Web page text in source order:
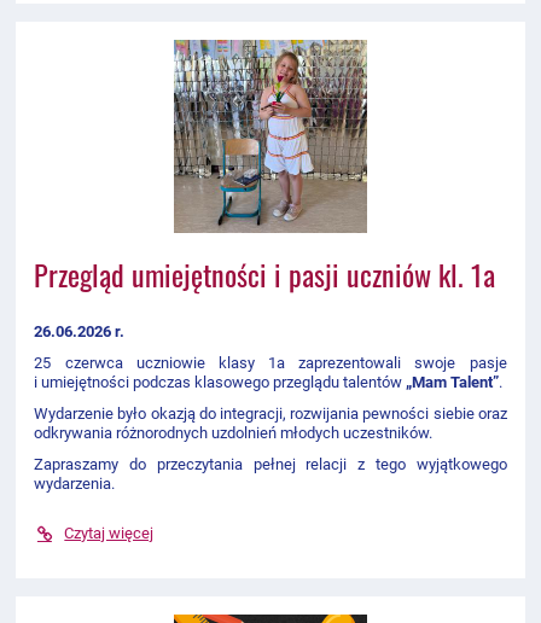
Przegląd umiejętności i pasji uczniów kl. 1a
26.06.2026 r.
25 czerwca uczniowie klasy 1a zaprezentowali swoje pasje
i umiejętności podczas klasowego przeglądu talentów „Mam Talent”.
Wydarzenie było okazją do integracji, rozwijania pewności siebie oraz
odkrywania różnorodnych uzdolnień młodych uczestników.
Zapraszamy do przeczytania pełnej relacji z tego wyjątkowego
wydarzenia.
Czytaj więcej